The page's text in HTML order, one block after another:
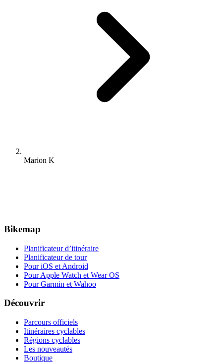
Marion K
Bikemap
Planificateur d’itinéraire
Planificateur de tour
Pour iOS et Android
Pour Apple Watch et Wear OS
Pour Garmin et Wahoo
Découvrir
Parcours officiels
Itinéraires cyclables
Régions cyclables
Les nouveautés
Boutique